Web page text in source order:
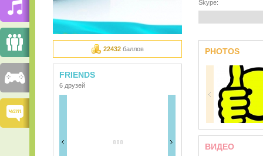
Skype:
22432баллов
FRIENDS
6 друзей
PHOTOS
ВИДЕО